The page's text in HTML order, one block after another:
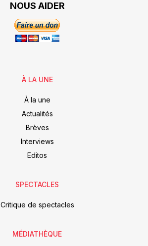
NOUS AIDER
À LA UNE
À la une
Actualités
Brèves
Interviews
Editos
SPECTACLES
Critique de spectacles
MÉDIATHÈQUE